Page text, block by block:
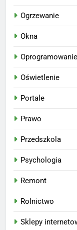
Ogrzewanie
Okna
Oprogramowanie
Oświetlenie
Portale
Prawo
Przedszkola
Psychologia
Remont
Rolnictwo
Sklepy